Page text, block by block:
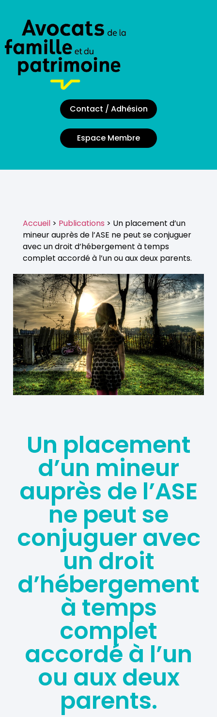
Contact / Adhésion
Espace Membre
Accueil> Publications > Un placement d’un
mineur auprès de l’ASE ne peut se conjuguer
avec un droit d’hébergement à temps
complet accordé à l’un ou aux deux parents.
Un placement
d’un mineur
auprès de l’ASE
ne peut se
conjuguer avec
un droit
d’hébergement
à temps
complet
accordé à l’un
ou aux deux
parents.